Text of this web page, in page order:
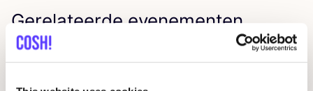
Gerelateerde evenementen